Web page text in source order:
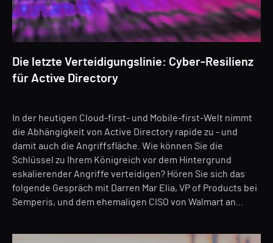
Die letzte Verteidigungslinie: Cyber-Resilienz
für Active Directory
In der heutigen Cloud-first- und Mobile-first-Welt nimmt
die Abhängigkeit von Active Directory rapide zu - und
damit auch die Angriffsfläche. Wie können Sie die
Schlüssel zu Ihrem Königreich vor dem Hintergrund
eskalierender Angriffe verteidigen? Hören Sie sich das
folgende Gespräch mit Darren Mar Elia, VP of Products bei
Semperis, und dem ehemaligen CISO von Walmart an...